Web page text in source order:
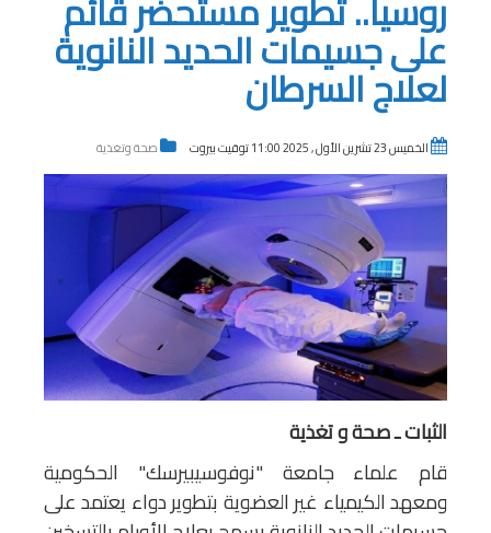
على جسيمات الحديد النانوية
لعلاج السرطان
الخميس 23 تشرين الأول , 2025 11:00 توقيت بيروت صحة وتغذية
الثبات ـ صحة و تغذية
قام علماء جامعة "نوفوسيبيرسك" الحكومية
ومعهد الكيمياء غير العضوية بتطوير دواء يعتمد على